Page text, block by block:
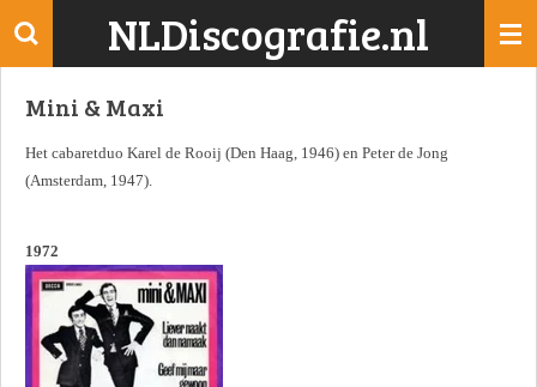
Ga
de
NLDiscografie.nl
Mini & Maxi
Het cabaretduo Karel de Rooij (Den Haag, 1946) en Peter de Jong
(Amsterdam, 1947).
1972